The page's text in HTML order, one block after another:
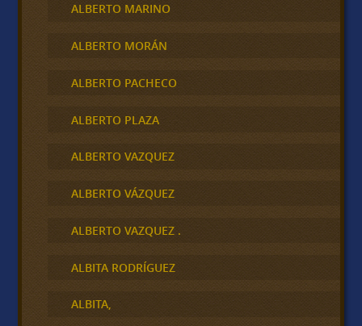
ALBERTO MARINO
ALBERTO MORÁN
ALBERTO PACHECO
ALBERTO PLAZA
ALBERTO VAZQUEZ
ALBERTO VÁZQUEZ
ALBERTO VAZQUEZ .
ALBITA RODRÍGUEZ
ALBITA,